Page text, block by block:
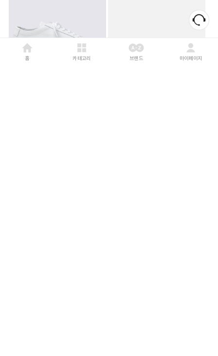
홈 카테고리 브랜드 마이페이지